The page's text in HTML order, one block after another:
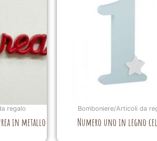
regalo
in metallo
Bomboniere/Articoli da
Numero uno in legno